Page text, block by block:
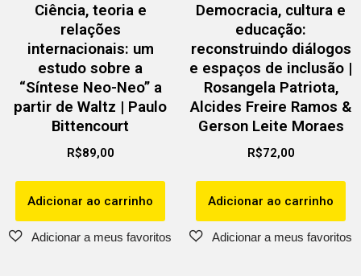
Ciência, teoria e
relações
internacionais: um
estudo sobre a
“Síntese Neo-Neo” a
partir de Waltz | Paulo
Bittencourt
R$89,00
Adicionar ao carrinho
Democracia, cultura e
educação:
reconstruindo diálogos
e espaços de inclusão |
Rosangela Patriota,
Alcides Freire Ramos &
Gerson Leite Moraes
R$72,00
Adicionar ao carrinho